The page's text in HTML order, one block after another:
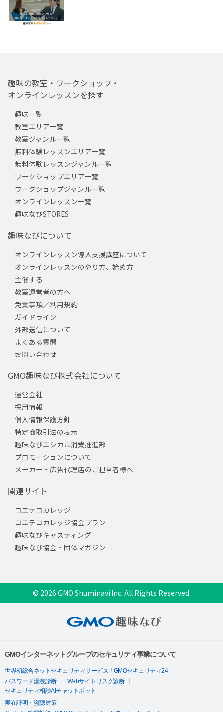
趣味の教室・ワークショップ・
オンラインレッスンを探す
趣味一覧
教室エリア一覧
教室ジャンル一覧
無料体験レッスンエリア一覧
無料体験レッスンジャンル一覧
ワークショップエリア一覧
ワークショップジャンル一覧
オンラインレッスン一覧
趣味なびSTORES
趣味なびについて
オンラインレッスン導入支援講座について
オンラインレッスンのやり方、始め方
主催する
教室運営者の方へ
免責事項／利用規約
ガイドライン
外部送信について
よくある質問
お問い合わせ
GMO趣味なび株式会社について
運営会社
採用情報
個人情報保護方針
特定商取引法の表示
趣味なびエシカル消費推進部
プロモーションについて
メーカー・広告代理店のご担当者様へ
関連サイト
コエテコカレッジ
コエテコカレッジ協会プラン
趣味なびキャスティング
趣味なび協会・団体マガジン
© 2026 GMO Shuminavi Inc. All Rights Reserved.